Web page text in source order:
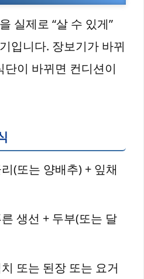
을 실제로 “살 수 있게”
입니다. 장보기가 바뀌
단이 바뀌면 컨디션이
(또는 양배추) + 잎채
생선 + 두부(또는 달
또는 된장 또는 요거